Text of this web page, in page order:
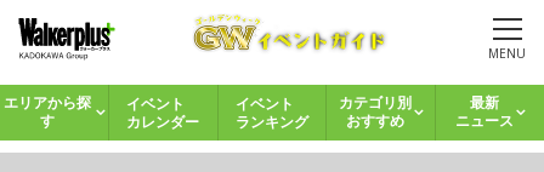
MENU
エリアから探
す
イベント
カレンダー
イベント
ランキング
カテゴリ別
おすすめ
最新
ニュース